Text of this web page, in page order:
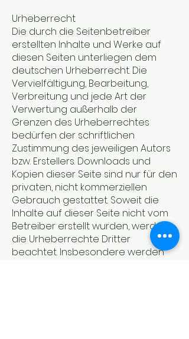
Urheberrecht
Die durch die Seitenbetreiber
erstellten Inhalte und Werke auf
diesen Seiten unterliegen dem
deutschen Urheberrecht. Die
Vervielfältigung, Bearbeitung,
Verbreitung und jede Art der
Verwertung außerhalb der
Grenzen des Urheberrechtes
bedürfen der schriftlichen
Zustimmung des jeweiligen Autors
bzw. Erstellers. Downloads und
Kopien dieser Seite sind nur für den
privaten, nicht kommerziellen
Gebrauch gestattet. Soweit die
Inhalte auf dieser Seite nicht vom
Betreiber erstellt wurden, werden
die Urheberrechte Dritter
beachtet. Insbesondere werden